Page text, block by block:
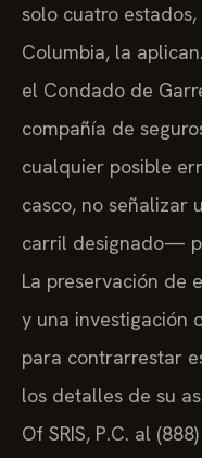
solo cuatro
Columbia, la
el Condado de
compañía de
cualquier posible
casco, no señalizar
carril designado—
La preservación de
y una investigación
para contrarrestar
los detalles de su
Of SRIS, P.C. al